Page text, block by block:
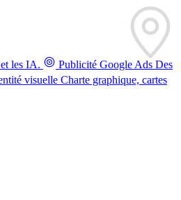
les IA. Publicité Google Ads Des
visuelle Charte graphique, cartes